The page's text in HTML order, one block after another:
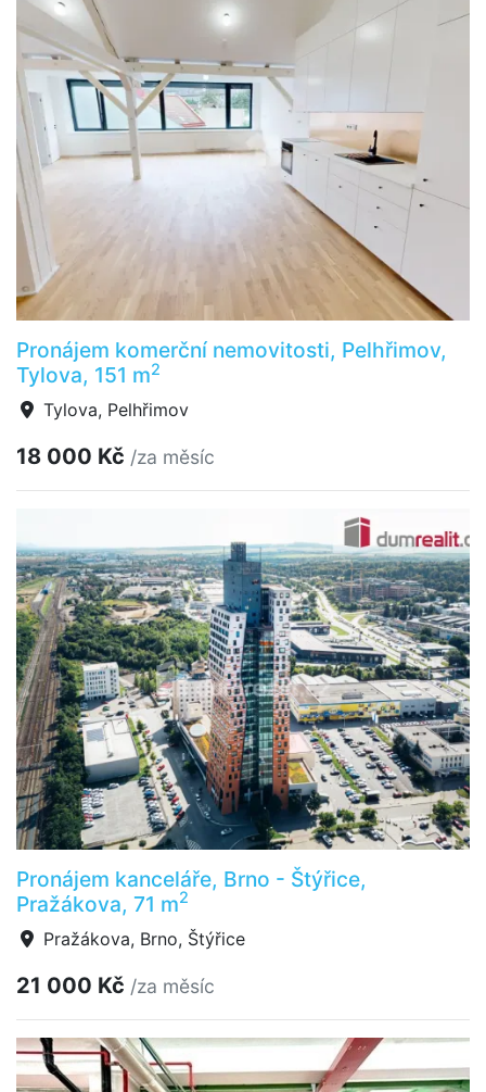
Pronájem komerční nemovitosti, Pelhřimov,
Tylova, 151 m2
Tylova, Pelhřimov
18 000 Kč /za měsíc
Pronájem kanceláře, Brno - Štýřice,
Pražákova, 71 m2
Pražákova, Brno, Štýřice
21 000 Kč /za měsíc